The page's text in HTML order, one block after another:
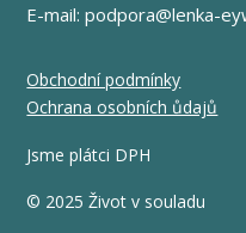
E-mail:podpora@lenka-
Obchodní podmínky
Ochrana osobních ůdajů
Jsme plátci DPH
© 2025 Život v souladu